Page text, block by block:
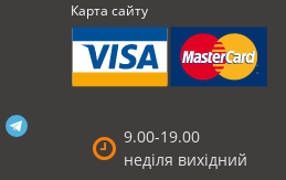
Карта сайту
9.00-19.00
неділя вихідний